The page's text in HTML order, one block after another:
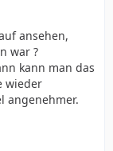
ansehen,
war ?
kann man das
wieder
angenehmer.